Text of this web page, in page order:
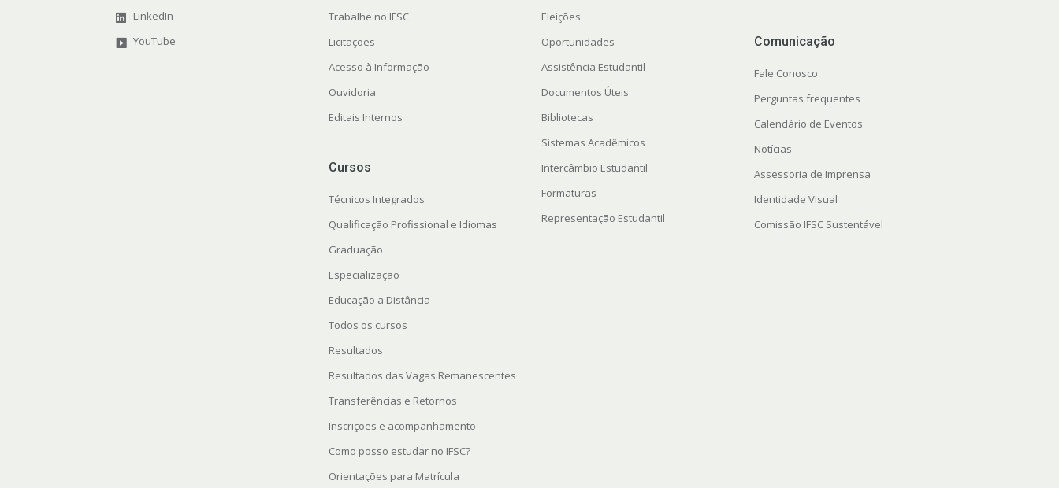
LinkedIn
YouTube
Trabalhe no IFSC
Licitações
Acesso à Informação
Ouvidoria
Editais Internos
Cursos
Técnicos Integrados
Qualificação Profissional e Idiomas
Graduação
Especialização
Educação a Distância
Todos os cursos
Resultados
Resultados das Vagas Remanescentes
Transferências e Retornos
Inscrições e acompanhamento
Como posso estudar no IFSC?
Orientações para Matrícula
Eleições
Oportunidades
Assistência Estudantil
Documentos Úteis
Bibliotecas
Sistemas Acadêmicos
Intercâmbio Estudantil
Formaturas
Representação Estudantil
Comunicação
Fale Conosco
Perguntas frequentes
Calendário de Eventos
Notícias
Assessoria de Imprensa
Identidade Visual
Comissão IFSC Sustentável